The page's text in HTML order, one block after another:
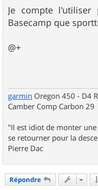
Je compte l'utiliser
Basecamp que
@+
garmin Oregon 450 - D4
Camber Comp Carbon 29
"Il est idiot de monter
se retourner pour la
Pierre Dac
Répondre